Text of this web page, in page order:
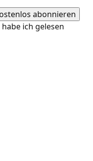
habe ich gelesen